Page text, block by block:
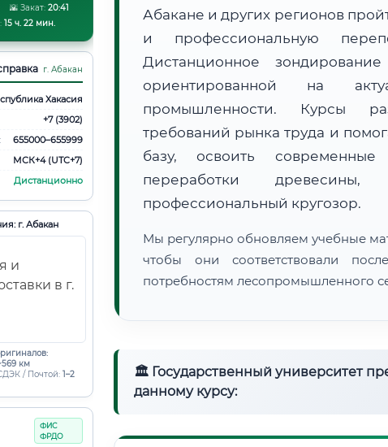
🌇 Закат:20:41
15 ч. 22 мин.
г. Абакан
Хакасия
+7 (3902)
655000–655999
МСК+4 (UTC+7)
Дистанционно
г. Абакан
км
/ Почтой: 1–2
ФИС
ФРДО
Абакане и других регионов
и профессиональную
Дистанционное
ориентированной на
промышленности. Курсы
требований рынка труда и
базу, освоить
переработки
профессиональный кругозор.
Мы регулярно обновляем учебные
чтобы они соответствовали
потребностям лесопромышленного
🏛 Государственный университет
данному курсу: